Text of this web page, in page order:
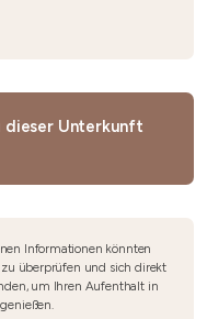
dieser Unterkunft
Informationen könnten
überprüfen und sich direkt
um Ihren Aufenthalt in